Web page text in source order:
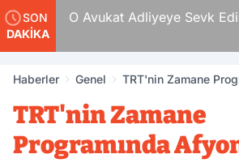
SON
DAKİKA
O Avukat Adliyeye Sevk
Haberler Genel
TRT'nin Zamane
TRT'nin Zamane
Programında